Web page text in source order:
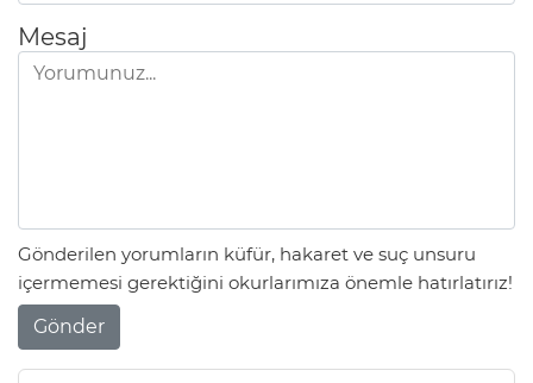
Mesaj
Gönderilen yorumların küfür, hakaret ve suç unsuru
içermemesi gerektiğini okurlarımıza önemle hatırlatırız!
Gönder